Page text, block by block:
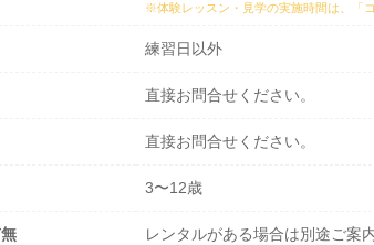
※体験レッスン・見学の実施時間は、 「
練習日以外
直接お問合せください。
直接お問合せください。
3〜12歳
レンタルがある場合は別途ご案